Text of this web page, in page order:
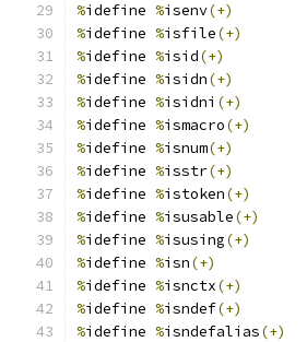
%idefine %isenv(+)
%idefine %isfile(+)
%idefine %isid(+)
%idefine %isidn(+)
%idefine %isidni (+)
%idefine %ismacro(+)
%idefine %isnum(+)
%idefine %isstr(+)
%idefine %istoken(+)
%idefine %isusable(+)
%idefine %isusing(+)
%idefine %isn(+)
%idefine %isnctx(+)
%idefine %isndef(+)
%idefine %isndefalias(+)